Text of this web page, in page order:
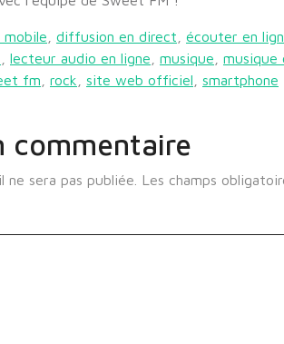
mobile diffusion en direct écouter en
lecteur audio en ligne musique musique
fm
rock site web officiel smartphone
commentaire
ne sera pas publiée. Les champs